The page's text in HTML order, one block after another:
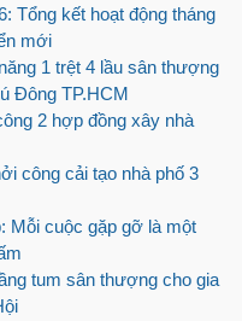
Tổng kết hoạt động tháng
mới
1 trệt 4 lầu sân thượng
Đông TP.HCM
2 hợp đồng xây nhà
công cải tạo nhà phố 3
Mỗi cuộc gặp gỡ là một
tum sân thượng cho gia